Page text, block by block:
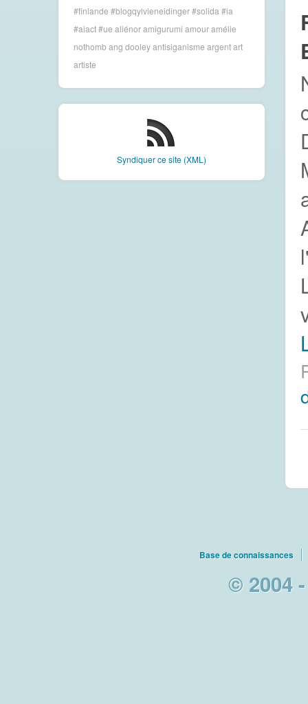
#finlande #blogqylvieneidinger #solida #ia
#aiact #ue aliénor amigurumi amour amélie
nothomb ang dooley antisiganisme argent art
artiste
Syndiquer ce site (XML)
Base de connaissances
© 2004